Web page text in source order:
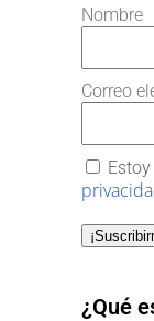
Nombre
Correo
¿Qué